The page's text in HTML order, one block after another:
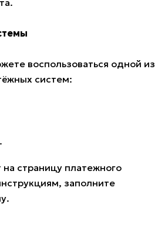
воспользоваться одной из
систем:
на страницу платежного
заполните